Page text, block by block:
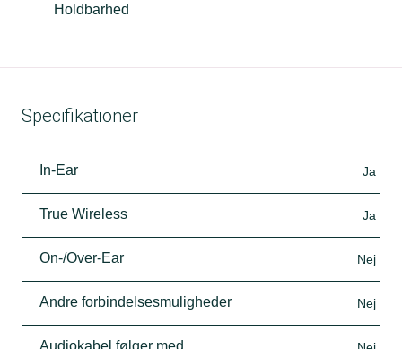
Holdbarhed
Specifikationer
In-Ear Ja
True Wireless Ja
On-/Over-Ear Nej
Andre forbindelsesmuligheder Nej
Audiokabel følger med